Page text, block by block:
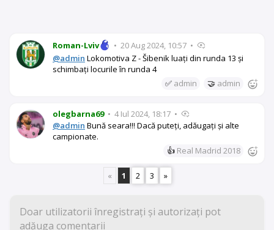
Roman-Lviv • 20 Aug 2024, 10:57 •
@admin Lokomotiva Z - Šibenik luați din runda 13 și
schimbați locurile în runda 4
✅ admin 🤝 admin
olegbarna69 • 4 Iul 2024, 18:17 •
@admin Bună seara!!! Dacă puteți, adăugați și alte
campionate.
👍 Real Madrid 2018
« 1 2 3 »